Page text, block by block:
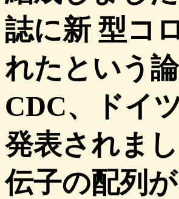
誌に新 型コ
れたという
CDC、ドイ
発表されま
伝子の配列